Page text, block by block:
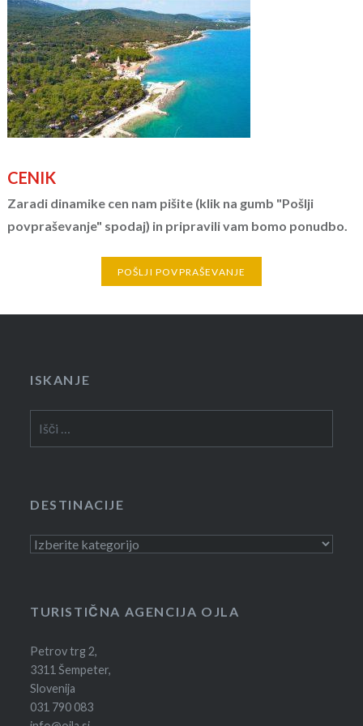
CENIK
Zaradi dinamike cen nam pišite (klik na gumb "Pošlji
povpraševanje" spodaj) in pripravili vam bomo ponudbo.
POŠLJI POVPRAŠEVANJE
ISKANJE
DESTINACIJE
Destinacije
TURISTIČNA AGENCIJA OJLA
Petrov trg 2,
3311 Šempeter,
Slovenija
031 790 083